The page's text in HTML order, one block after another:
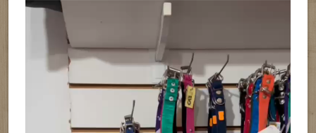
Reproductor